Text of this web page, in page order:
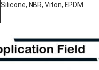
Silicone, NBR, Viton, EPDM